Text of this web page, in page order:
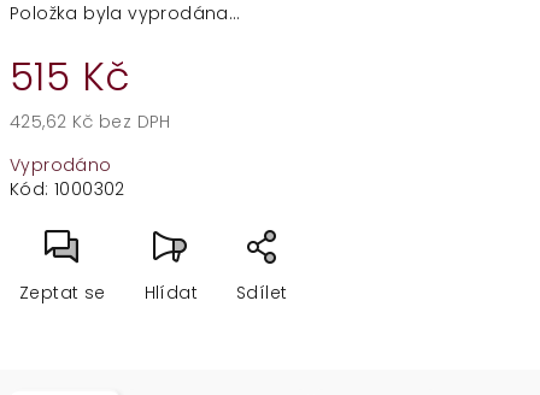
Položka byla vyprodána…
515 Kč
425,62 Kč bez DPH
cena:
Vyprodáno
Kód: 1000302
Zeptat se Hlídat Sdílet